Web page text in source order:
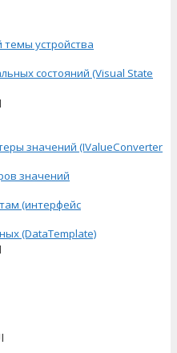
устройства
состояний (Visual State
значений (IValueConverter
значений
(интерфейс
(DataTemplate)